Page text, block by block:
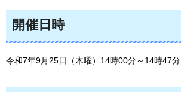
開催日時
令和7年9月25日（木曜）14時00分～14時47分